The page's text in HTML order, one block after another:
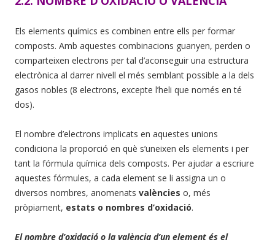
Els elements químics es combinen entre ells per formar
composts. Amb aquestes combinacions guanyen, perden o
comparteixen electrons per tal d’aconseguir una estructura
electrònica al darrer nivell el més semblant possible a la dels
gasos nobles (8 electrons, excepte l’heli que només en té
dos).
El nombre d’electrons implicats en aquestes unions
condiciona la proporció en què s’uneixen els elements i per
tant la fórmula química dels composts. Per ajudar a escriure
aquestes fórmules, a cada element se li assigna un o
diversos nombres, anomenats valències o, més
pròpiament, estats o nombres d’oxidació.
El nombre d’oxidació o la valència d’un element és el